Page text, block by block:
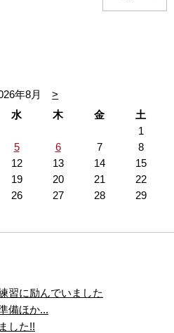
年8月
>
水 木 金
土
1
5 6 7
8
12 13 14
15
19 20 21
22
26 27 28
29
習に励んでいました
備ほか...
した!!